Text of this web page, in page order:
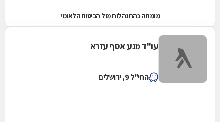
מומחה בהתנהלות מול הביטוח הלאומי
עו"ד מנע אסף עזרא
החי"ל 9, ירושלים